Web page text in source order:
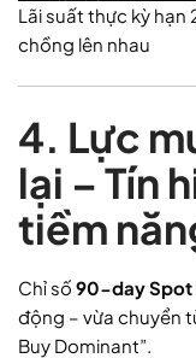
Lãi suất thực kỳ hạn
chồng lên nhau
4. Lực
lại – Tín
tiềm
Chỉ số 90-day Spot
động – vừa chuyển
Buy Dominant”.